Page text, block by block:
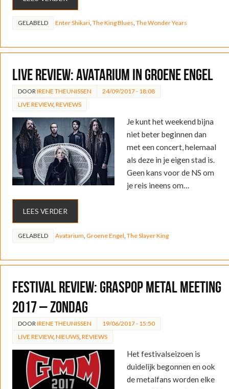
GELABELD Enter Shikari, The King Blues The Wonder Years
LIVE REVIEW: Avatarium in Groene Engel
DOOR IRENE THEUNISSEN
24/09/2017 - 18:08
LIVE REVIEW, REVIEWS
Je kunt het weekend bijna
niet beter beginnen dan
met een concert, helemaal
als deze in je eigen stad is.
Geen kans voor de NS om
je reis ineens om…
LEES VERDER
GELABELD Avatarium Groene Engel The Slayer King
FESTIVAL REVIEW: Graspop Metal Meeting
2017 – Zondag
DOOR IRENE THEUNISSEN
19/06/2017 - 15:50
LIVE REVIEW, NIEUWS, REVIEWS
Het festivalseizoen is
duidelijk begonnen en ook
de metalfans worden elke